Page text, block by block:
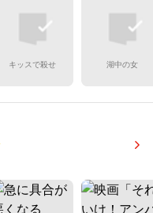
キッスで殺せ 湖中の女